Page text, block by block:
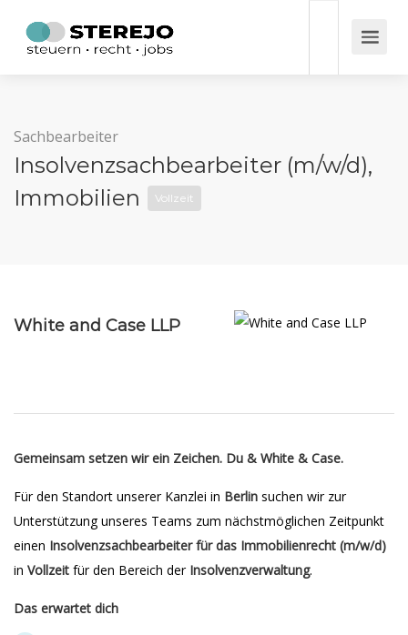
Sachbearbeiter
Insolvenzsachbearbeiter (m/w/d),
Immobilien
Vollzeit
White and Case LLP
Gemeinsam setzen wir ein Zeichen. Du & White & Case.
Für den Standort unserer Kanzlei in Berlin suchen wir zur
Unterstützung unseres Teams zum nächstmöglichen Zeitpunkt
einen Insolvenzsachbearbeiter für das Immobilienrecht (m/w/d)
in Vollzeit für den Bereich der Insolvenzverwaltung.
Das erwartet dich